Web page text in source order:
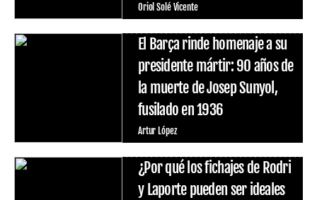
Oriol Solé Vicente
El Barça rinde homenaje a su
presidente mártir: 90 años de
la muerte de Josep Sunyol,
fusilado en 1936
Artur López
¿Por qué los fichajes de Rodri
y Laporte pueden ser ideales